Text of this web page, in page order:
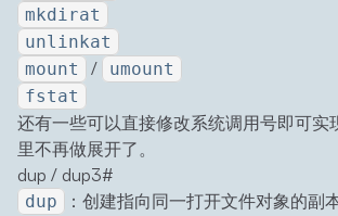
mkdirat
unlinkat
mount
/
umount
fstat
还有一些可以直接修改系统调用号即可实
里不再做展开了。
dup / dup3#
dup
：创建指向同一打开文件对象的副